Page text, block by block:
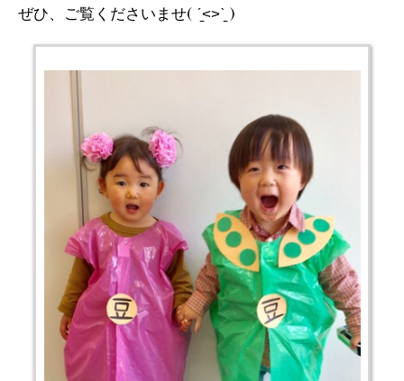
ぜひ、ご覧くださいませ( ˊ̱˂˃ˋ̱ )